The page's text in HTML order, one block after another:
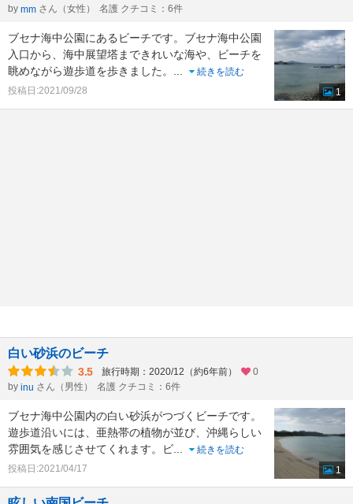
by mm さん（女性） 名護 クチコミ：6件
ブセナ海中公園にあるビーチです。ブセナ海中公園
入口から、海中展望塔まできれいな海や、ビーチを
眺めながら遊歩道を歩きました。
続きを読む
投稿日:2021/09/28
1
白い砂浜のビーチ
3.5 旅行時期：2020/12（約6年前）
0
by inu さん（男性） 名護 クチコミ：6件
ブセナ海中公園内の白い砂浜がつづくビーチです。
遊歩道沿いには、亜熱帯の植物が並び、沖縄らしい
雰囲気を感じさせてくれます。ビ
続きを読む
投稿日:2021/04/17
1